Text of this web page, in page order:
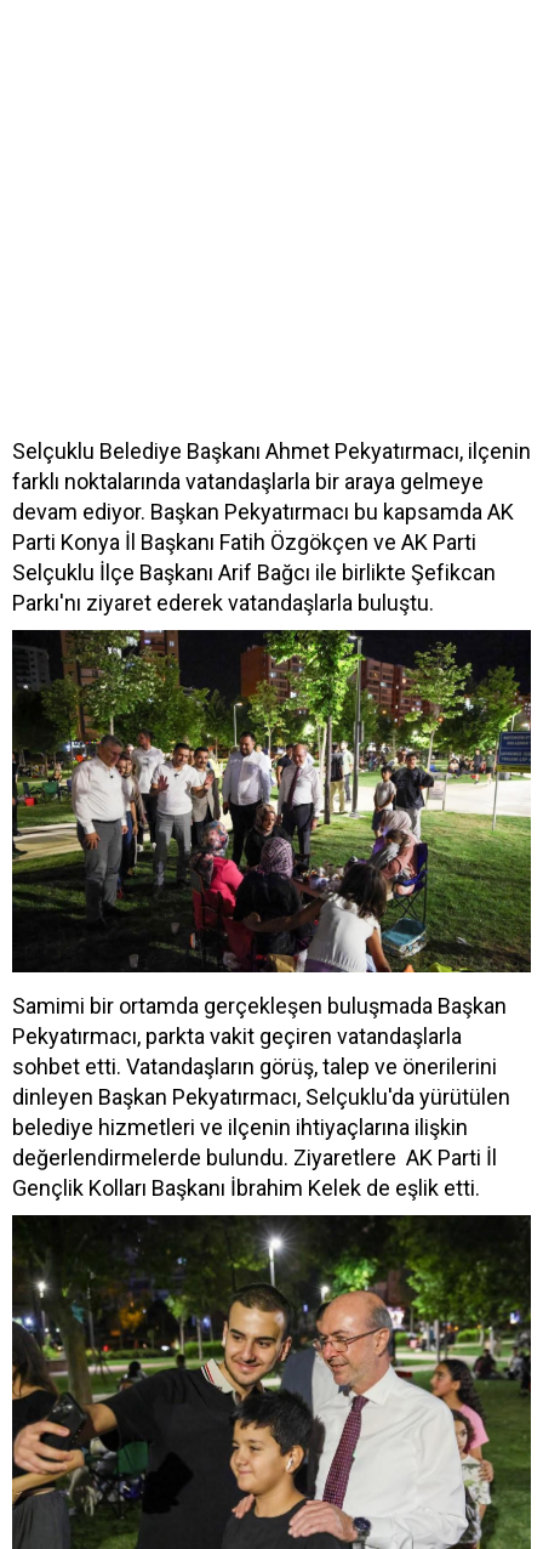
Selçuklu Belediye Başkanı Ahmet Pekyatırmacı, ilçenin
farklı noktalarında vatandaşlarla bir araya gelmeye
devam ediyor. Başkan Pekyatırmacı bu kapsamda AK
Parti Konya İl Başkanı Fatih Özgökçen ve AK Parti
Selçuklu İlçe Başkanı Arif Bağcı ile birlikte Şefikcan
Parkı'nı ziyaret ederek vatandaşlarla buluştu.
Samimi bir ortamda gerçekleşen buluşmada Başkan
Pekyatırmacı, parkta vakit geçiren vatandaşlarla
sohbet etti. Vatandaşların görüş, talep ve önerilerini
dinleyen Başkan Pekyatırmacı, Selçuklu'da yürütülen
belediye hizmetleri ve ilçenin ihtiyaçlarına ilişkin
değerlendirmelerde bulundu. Ziyaretlere AK Parti İl
Gençlik Kolları Başkanı İbrahim Kelek de eşlik etti.